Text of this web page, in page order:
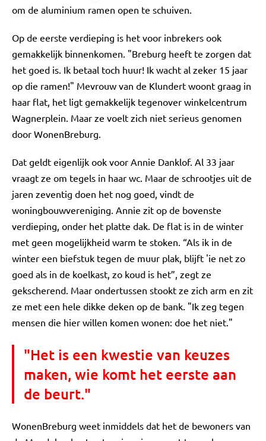
om de aluminium ramen open te schuiven.
Op de eerste verdieping is het voor inbrekers ook
gemakkelijk binnenkomen. "Breburg heeft te zorgen dat
het goed is. Ik betaal toch huur! Ik wacht al zeker 15 jaar
op die ramen!" Mevrouw van de Klundert woont graag in
haar flat, het ligt gemakkelijk tegenover winkelcentrum
Wagnerplein. Maar ze voelt zich niet serieus genomen
door WonenBreburg.
Dat geldt eigenlijk ook voor Annie Danklof. Al 33 jaar
vraagt ze om tegels in haar wc. Maar de schrootjes uit de
jaren zeventig doen het nog goed, vindt de
woningbouwvereniging. Annie zit op de bovenste
verdieping, onder het platte dak. De flat is in de winter
met geen mogelijkheid warm te stoken. “Als ik in de
winter een biefstuk tegen de muur plak, blijft 'ie net zo
goed als in de koelkast, zo koud is het”, zegt ze
gekscherend. Maar ondertussen stookt ze zich arm en zit
ze met een hele dikke deken op de bank. "Ik zeg tegen
mensen die hier willen komen wonen: doe het niet."
"Het is een kwestie van keuzes
maken, wie komt het eerste aan
de beurt."
WonenBreburg weet inmiddels dat het de bewoners van